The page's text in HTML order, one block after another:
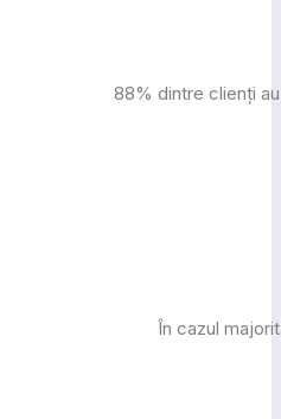
88% dintre clienți
În cazul